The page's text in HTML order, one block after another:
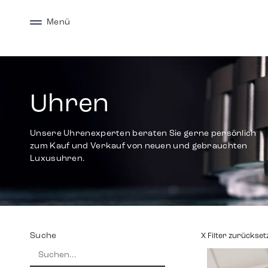
Menü
Uhren
Unsere Uhrenexperten beraten Sie gerne persönlich
zum Kauf und Verkauf von neuen und gebrauchten
Luxusuhren.
Suche X Filter